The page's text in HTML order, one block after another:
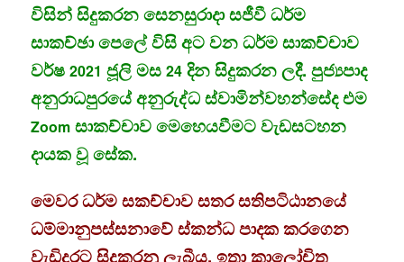
විසින් සිදුකරන සෙනසුරාදා සජීවී ධර්ම
සාකච්ඡා පෙලේ විසි අට වන ධර්ම සාකච්චාව
වර්ෂ2021 ජූලි මස24 දින සිදුකරන ලදී. පුජ්‍යපාද
අනුරාධපුරයේ අනුරුද්ධ ස්වාමින්වහන්සේද එම
Zoom සාකච්චාව මෙහෙයවීමට වැඩසටහන
දායක වූ සේක.
මෙවර ධර්ම සකච්චාව සතර සතිපටිඨානයේ
ධම්මානුපස්සනාවේ ස්කන්ධ පාදක කරගෙන
වැඩිදුරට සිදුකරනු ලැබීය. ඉතා කාලෝචිත